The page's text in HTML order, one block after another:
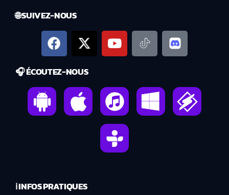
🌐 SUIVEZ-NOUS
🎧 ÉCOUTEZ-NOUS
ℹ️ INFOS PRATIQUES